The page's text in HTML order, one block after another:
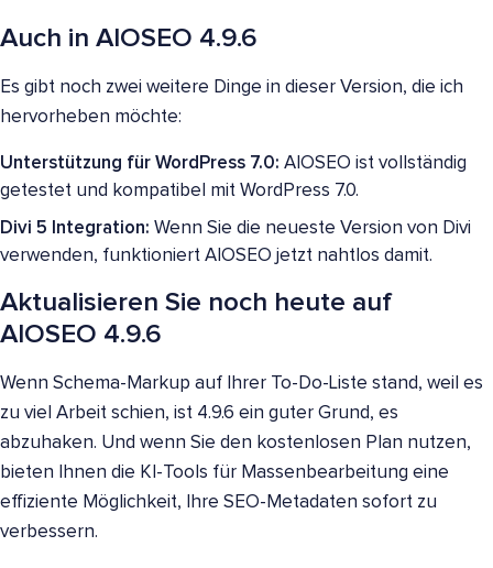
Auch in AIOSEO 4.9.6
Es gibt noch zwei weitere Dinge in dieser Version, die ich
hervorheben möchte:
Unterstützung für WordPress 7.0: AIOSEO ist vollständig
getestet und kompatibel mit WordPress 7.0.
Divi 5 Integration: Wenn Sie die neueste Version von Divi
verwenden, funktioniert AIOSEO jetzt nahtlos damit.
Aktualisieren Sie noch heute auf
AIOSEO 4.9.6
Wenn Schema-Markup auf Ihrer To-Do-Liste stand, weil es
zu viel Arbeit schien, ist 4.9.6 ein guter Grund, es
abzuhaken. Und wenn Sie den kostenlosen Plan nutzen,
bieten Ihnen die KI-Tools für Massenbearbeitung eine
effiziente Möglichkeit, Ihre SEO-Metadaten sofort zu
verbessern.